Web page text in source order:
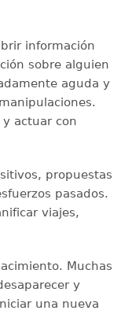
información
sobre alguien
aguda y
actuar con
propuestas
pasados.
viajes,
Muchas
y
una nueva